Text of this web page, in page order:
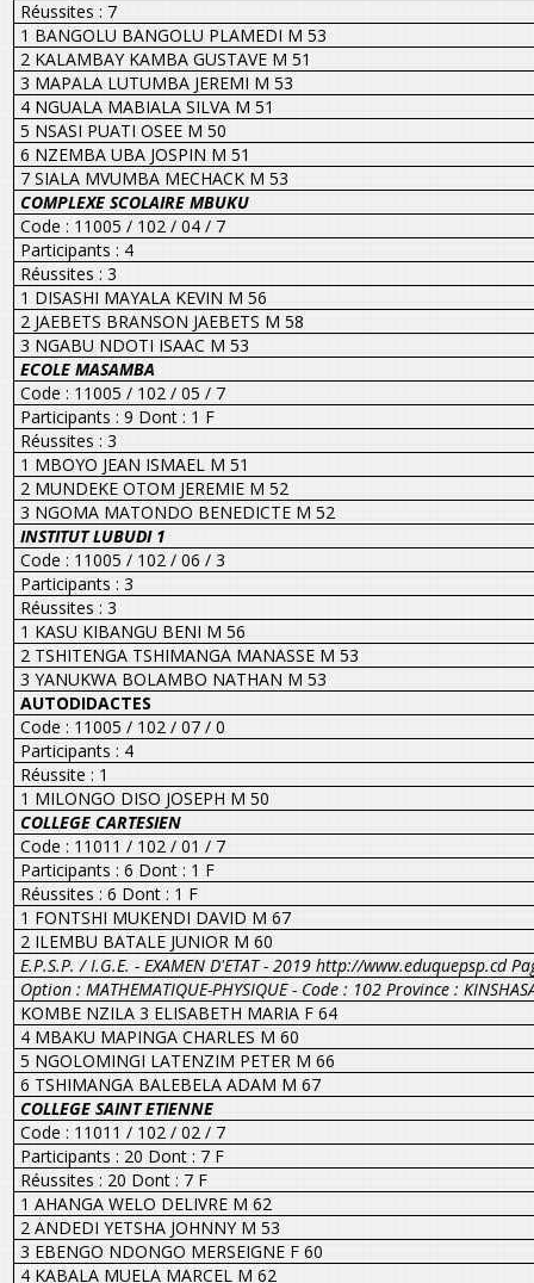
Réussites : 7
1 BANGOLU BANGOLU PLAMEDI M 53
2 KALAMBAY KAMBA GUSTAVE M 51
3 MAPALA LUTUMBA JEREMI M 53
4 NGUALA MABIALA SILVA M 51
5 NSASI PUATI OSEE M 50
6 NZEMBA UBA JOSPIN M 51
7 SIALA MVUMBA MECHACK M 53
COMPLEXE SCOLAIRE MBUKU
Code : 11005 / 102 / 04 / 7
Participants : 4
Réussites : 3
1 DISASHI MAYALA KEVIN M 56
2 JAEBETS BRANSON JAEBETS M 58
3 NGABU NDOTI ISAAC M 53
ECOLE MASAMBA
Code : 11005 / 102 / 05 / 7
Participants : 9 Dont : 1 F
Réussites : 3
1 MBOYO JEAN ISMAEL M 51
2 MUNDEKE OTOM JEREMIE M 52
3 NGOMA MATONDO BENEDICTE M 52
INSTITUT LUBUDI 1
Code : 11005 / 102 / 06 / 3
Participants : 3
Réussites : 3
1 KASU KIBANGU BENI M 56
2 TSHITENGA TSHIMANGA MANASSE M 53
3 YANUKWA BOLAMBO NATHAN M 53
AUTODIDACTES
Code : 11005 / 102 / 07 / 0
Participants : 4
Réussite : 1
1 MILONGO DISO JOSEPH M 50
COLLEGE CARTESIEN
Code : 11011 / 102 / 01 / 7
Participants : 6 Dont : 1 F
Réussites : 6 Dont : 1 F
1 FONTSHI MUKENDI DAVID M 67
2 ILEMBU BATALE JUNIOR M 60
E.P.S.P. / I.G.E. - EXAMEN D'ETAT - 2019 http://www.eduquepsp.cd
Option : MATHEMATIQUE-PHYSIQUE - Code : 102 Province :
KOMBE NZILA 3 ELISABETH MARIA F 64
4 MBAKU MAPINGA CHARLES M 60
5 NGOLOMINGI LATENZIM PETER M 66
6 TSHIMANGA BALEBELA ADAM M 67
COLLEGE SAINT ETIENNE
Code : 11011 / 102 / 02 / 7
Participants : 20 Dont : 7 F
Réussites : 20 Dont : 7 F
1 AHANGA WELO DELIVRE M 62
2 ANDEDI YETSHA JOHNNY M 53
3 EBENGO NDONGO MERSEIGNE F 60
4 KABALA MUELA MARCEL M 62